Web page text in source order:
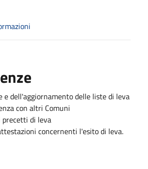
e dell'aggiornamento delle liste di leva
con altri Comuni
di leva
concernenti l'esito di leva.